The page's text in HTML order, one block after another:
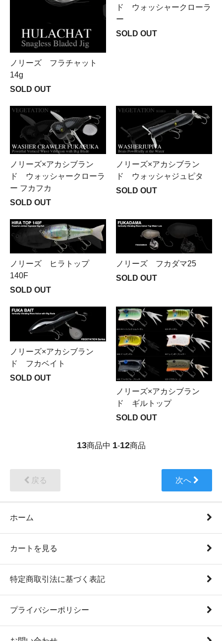
ノリーズ フラチャット
14g
SOLD OUT
ド ウォッシャークローラ
ー
SOLD OUT
ノリーズ×アカシブラン
ド ウォッシャークローラ
ー フカフカ
SOLD OUT
ノリーズ×アカシブラン
ド ウォッシャジュピタ
SOLD OUT
ノリーズ ヒラトップ
140F
SOLD OUT
ノリーズ フカダマ25
SOLD OUT
ノリーズ×アカシブラン
ド フカベイト
SOLD OUT
ノリーズ×アカシブラン
ド ギルトップ
SOLD OUT
13商品中 1-12商品
戻る 次へ
ホーム
カートを見る
特定商取引法に基づく表記
プライバシーポリシー